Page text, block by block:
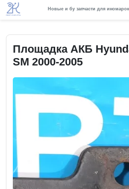
Новые и бу запчасти для
Площадка АКБ
SM 2000-2005